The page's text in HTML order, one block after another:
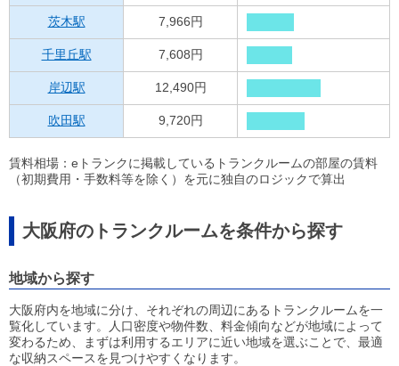
茨木駅 7,966円
千里丘駅 7,608円
岸辺駅 12,490円
吹田駅 9,720円
賃料相場：eトランクに掲載しているトランクルームの部屋の賃料
（初期費用・手数料等を除く）を元に独自のロジックで算出
大阪府のトランクルームを条件から探す
地域から探す
大阪府内を地域に分け、それぞれの周辺にあるトランクルームを一
覧化しています。人口密度や物件数、料金傾向などが地域によって
変わるため、まずは利用するエリアに近い地域を選ぶことで、最適
な収納スペースを見つけやすくなります。